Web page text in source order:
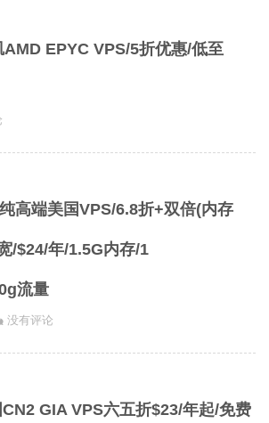
EPYC VPS/5折优惠/低至
高端美国VPS/6.8折+双倍(内存
/$24/年/1.5G内存/1
流量
没有评论
GIA VPS六五折$23/年起/免费